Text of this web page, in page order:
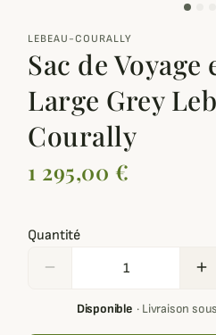
LEBEAU-COURALLY
Sac de Voyage
Large Grey
Courally
1 295,00 €
Quantité
remove add
Disponible· Livraison